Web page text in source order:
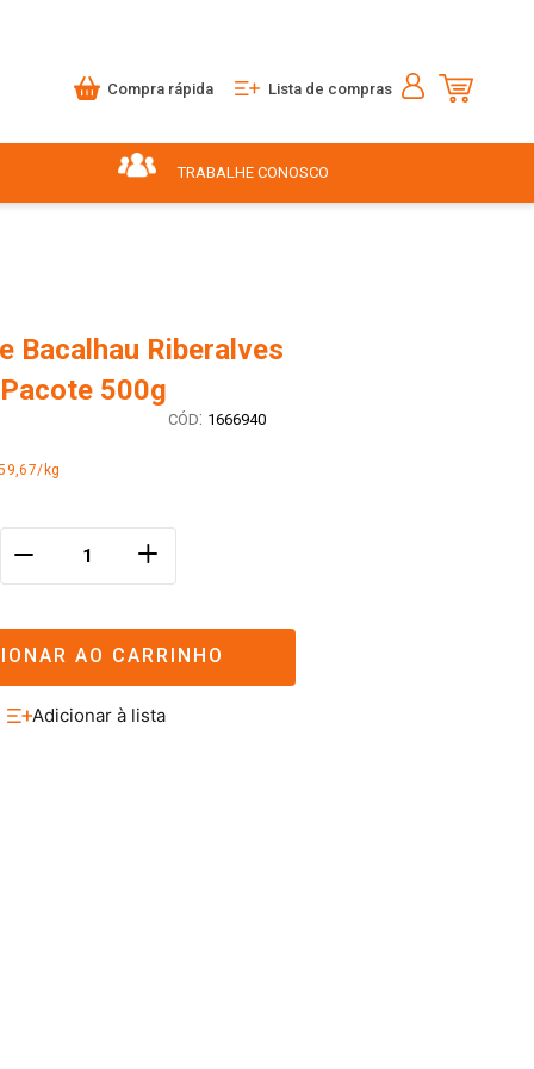
Compra rápida Lista de compras
TRABALHE CONOSCO
Bacalhau Riberalves
500g
: 1666940
kg
＋
AO CARRINHO